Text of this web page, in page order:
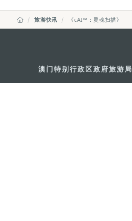
旅游快讯 《cAI™：灵魂扫描》
澳门特别行政区政府旅游局